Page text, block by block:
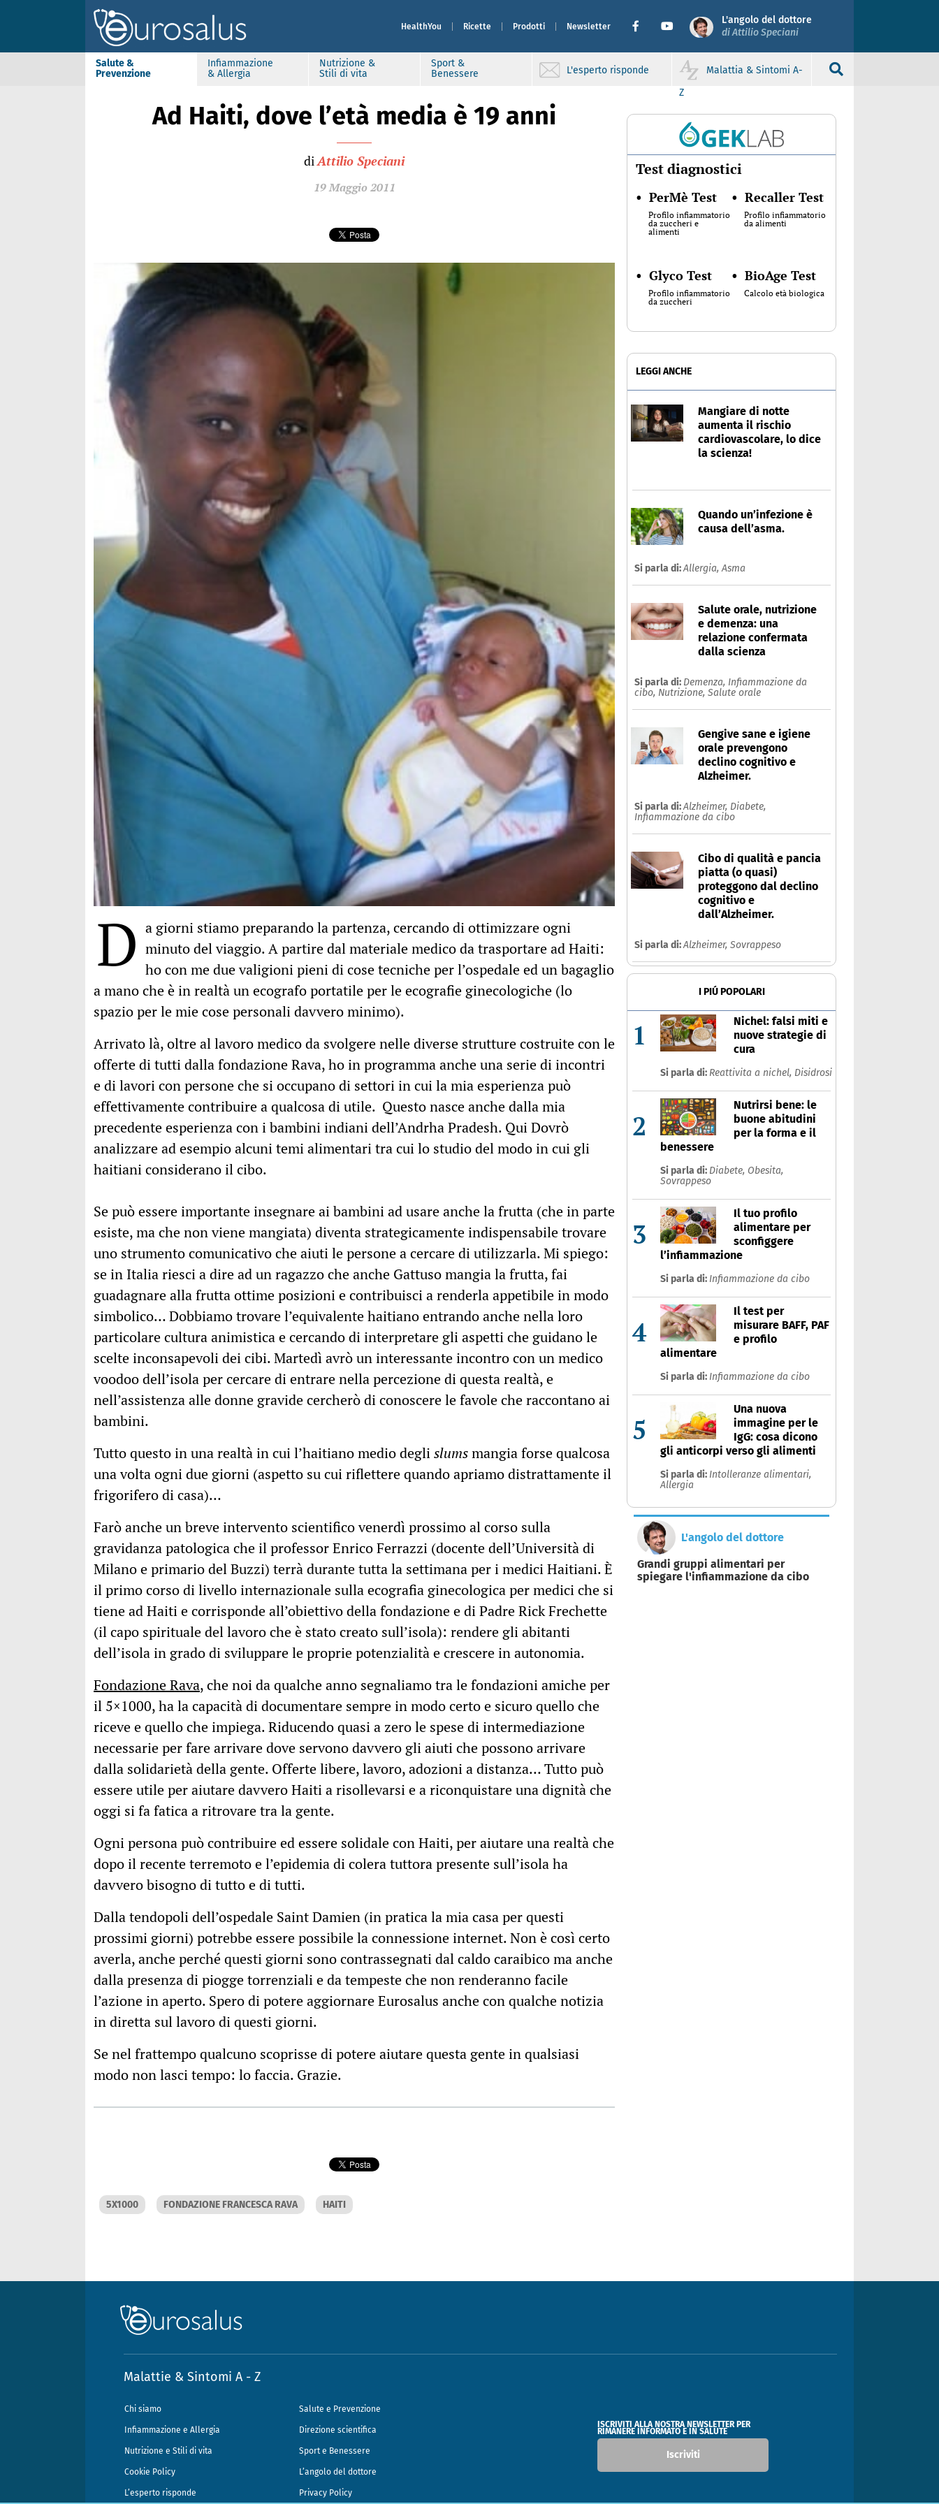
HealthYou Ricette Prodotti Newsletter
L'angolo del dottore
di Attilio Speciani
Salute &
Prevenzione
Infiammazione
& Allergia
Nutrizione &
Stili di vita
Sport &
Benessere
L'esperto risponde
Malattia & Sintomi A-
Z
Ad Haiti, dove l’età media è 19 anni
diAttilio Speciani
19 Maggio 2011
D a giorni stiamo preparando la partenza, cercando di ottimizzare ogni
minuto del viaggio. A partire dal materiale medico da trasportare ad Haiti:
ho con me due valigioni pieni di cose tecniche per l’ospedale ed un bagaglio
a mano che è in realtà un ecografo portatile per le ecografie ginecologiche (lo
spazio per le mie cose personali davvero minimo).
Arrivato là, oltre al lavoro medico da svolgere nelle diverse strutture costruite con le
offerte di tutti dalla fondazione Rava, ho in programma anche una serie di incontri
e di lavori con persone che si occupano di settori in cui la mia esperienza può
effettivamente contribuire a qualcosa di utile. Questo nasce anche dalla mia
precedente esperienza con i bambini indiani dell’Andrha Pradesh. Qui Dovrò
analizzare ad esempio alcuni temi alimentari tra cui lo studio del modo in cui gli
haitiani considerano il cibo.
Se può essere importante insegnare ai bambini ad usare anche la frutta (che in parte
esiste, ma che non viene mangiata) diventa strategicamente indispensabile trovare
uno strumento comunicativo che aiuti le persone a cercare di utilizzarla. Mi spiego:
se in Italia riesci a dire ad un ragazzo che anche Gattuso mangia la frutta, fai
guadagnare alla frutta ottime posizioni e contribuisci a renderla appetibile in modo
simbolico… Dobbiamo trovare l’equivalente haitiano entrando anche nella loro
particolare cultura animistica e cercando di interpretare gli aspetti che guidano le
scelte inconsapevoli dei cibi. Martedì avrò un interessante incontro con un medico
voodoo dell’isola per cercare di entrare nella percezione di questa realtà, e
nell’assistenza alle donne gravide cercherò di conoscere le favole che raccontano ai
bambini.
Tutto questo in una realtà in cui l’haitiano medio deglislumsmangia forse qualcosa
una volta ogni due giorni (aspetto su cui riflettere quando apriamo distrattamente il
frigorifero di casa)…
Farò anche un breve intervento scientifico venerdì prossimo al corso sulla
gravidanza patologica che il professor Enrico Ferrazzi (docente dell’Università di
Milano e primario del Buzzi) terrà durante tutta la settimana per i medici Haitiani. È
il primo corso di livello internazionale sulla ecografia ginecologica per medici che si
tiene ad Haiti e corrisponde all’obiettivo della fondazione e di Padre Rick Frechette
(il capo spirituale del lavoro che è stato creato sull’isola): rendere gli abitanti
dell’isola in grado di sviluppare le proprie potenzialità e crescere in autonomia.
Fondazione Rava, che noi da qualche anno segnaliamo tra le fondazioni amiche per
il 5×1000, ha la capacità di documentare sempre in modo certo e sicuro quello che
riceve e quello che impiega. Riducendo quasi a zero le spese di intermediazione
necessarie per fare arrivare dove servono davvero gli aiuti che possono arrivare
dalla solidarietà della gente. Offerte libere, lavoro, adozioni a distanza… Tutto può
essere utile per aiutare davvero Haiti a risollevarsi e a riconquistare una dignità che
oggi si fa fatica a ritrovare tra la gente.
Ogni persona può contribuire ed essere solidale con Haiti, per aiutare una realtà che
dopo il recente terremoto e l’epidemia di colera tuttora presente sull’isola ha
davvero bisogno di tutto e di tutti.
Dalla tendopoli dell’ospedale Saint Damien (in pratica la mia casa per questi
prossimi giorni) potrebbe essere possibile la connessione internet. Non è così certo
averla, anche perché questi giorni sono contrassegnati dal caldo caraibico ma anche
dalla presenza di piogge torrenziali e da tempeste che non renderanno facile
l’azione in aperto. Spero di potere aggiornare Eurosalus anche con qualche notizia
in diretta sul lavoro di questi giorni.
Se nel frattempo qualcuno scoprisse di potere aiutare questa gente in qualsiasi
modo non lasci tempo: lo faccia. Grazie.
5X1000 FONDAZIONE FRANCESCA RAVA HAITI
Test diagnostici
• PerMè Test
Profilo infiammatorio
da zuccheri e
alimenti
• Recaller Test
Profilo infiammatorio
da alimenti
• Glyco Test
Profilo infiammatorio
da zuccheri
• BioAge Test
Calcolo età biologica
LEGGI ANCHE
Mangiare di notte
aumenta il rischio
cardiovascolare, lo dice
la scienza!
Quando un’infezione è
causa dell’asma.
Si parla di:Allergia,Asma
Salute orale, nutrizione
e demenza: una
relazione confermata
dalla scienza
Si parla di: Demenza, Infiammazione da
cibo, Nutrizione, Salute orale
Gengive sane e igiene
orale prevengono
declino cognitivo e
Alzheimer.
Si parla di:Alzheimer, Diabete,
Infiammazione da cibo
Cibo di qualità e pancia
piatta (o quasi)
proteggono dal declino
cognitivo e
dall’Alzheimer.
Si parla di:Alzheimer, Sovrappeso
I PIÚ POPOLARI
1
Nichel: falsi miti e
nuove strategie di
cura
Si parla di: Reattivita a nichel, Disidrosi
2
Nutrirsi bene: le
buone abitudini
per la forma e il
benessere
Si parla di: Diabete, Obesita,
Sovrappeso
3
Il tuo profilo
alimentare per
sconfiggere
l’infiammazione
Si parla di: Infiammazione da cibo
4
Il test per
misurare BAFF, PAF
e profilo
alimentare
Si parla di: Infiammazione da cibo
5
Una nuova
immagine per le
IgG: cosa dicono
gli anticorpi verso gli alimenti
Si parla di: Intolleranze alimentari,
Allergia
L'angolo del dottore
Grandi gruppi alimentari per
spiegare l'infiammazione da cibo
Malattie & Sintomi A - Z
Chi siamo Salute e Prevenzione
Infiammazione e Allergia Direzione scientifica
Nutrizione e Stili di vita Sport e Benessere
Cookie Policy L’angolo del dottore
L’esperto risponde Privacy Policy
ISCRIVITI ALLA NOSTRA NEWSLETTER PER
RIMANERE INFORMATO E IN SALUTE
Iscriviti